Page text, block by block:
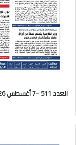
العدد 511 -7 أغسطس 2026 - السنة الثالثة